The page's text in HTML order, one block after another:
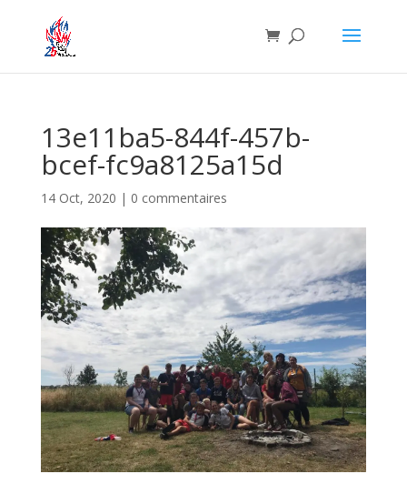
13e11ba5-844f-457b-
bcef-fc9a8125a15d
14 Oct, 2020 | 0 commentaires